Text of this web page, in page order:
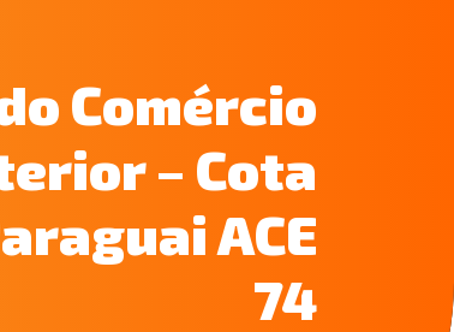
Comércio
– Cota
ACE
74